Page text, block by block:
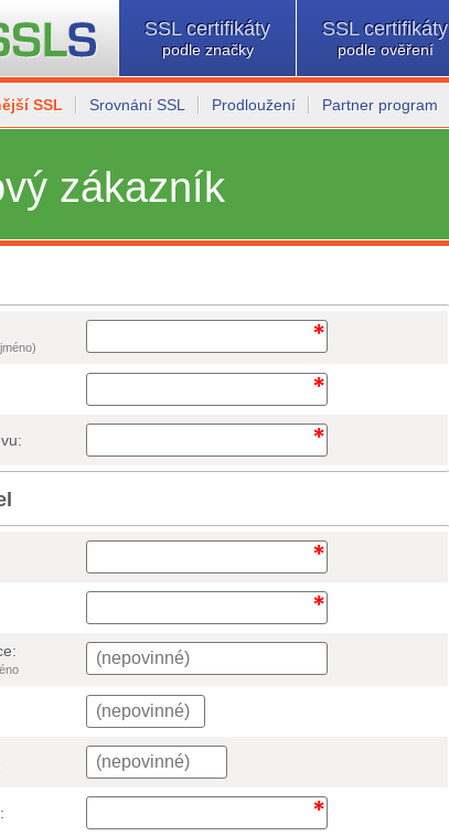
SSL certifikáty
podle značky
SSL certifikáty
podle ověření
SSL Srovnání SSL Prodloužení Partner program
zákazník